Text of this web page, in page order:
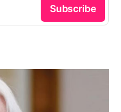
Subscribe